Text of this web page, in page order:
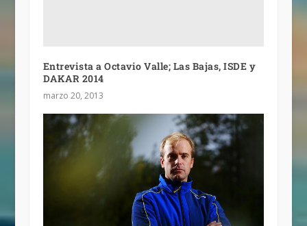
Entrevista a Octavio Valle; Las Bajas, ISDE y
DAKAR 2014
marzo 20, 2013